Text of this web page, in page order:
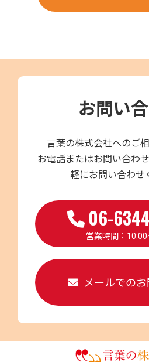
お問い
言葉の株式会社へのご
お電話またはお問い合わ
軽にお問い合わせ
06-
営業時間：
メールでの